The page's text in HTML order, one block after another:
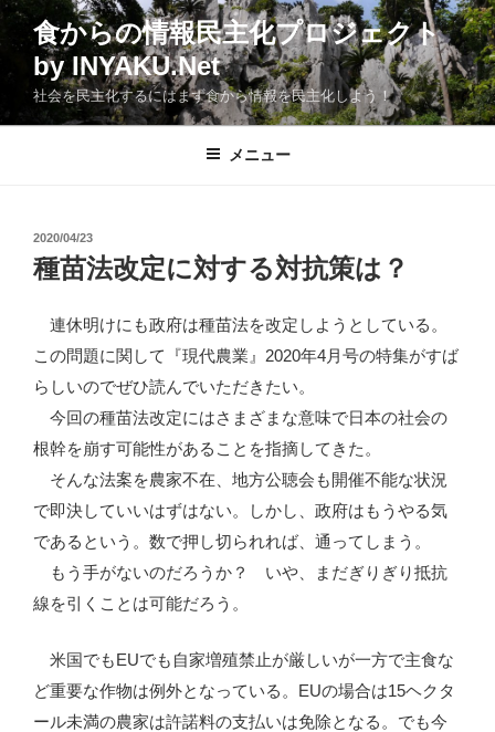
コ
食からの情報民主化プロジェクト
by INYAKU.Net
社会を民主化するにはまず食から情報を民主化しよう！
メニュー
投
稿
日:
2020/04/23
種苗法改定に対する対抗策は？
連休明けにも政府は種苗法を改定しようとしている。
この問題に関して『現代農業』2020年4月号の特集がすば
らしいのでぜひ読んでいただきたい。
今回の種苗法改定にはさまざまな意味で日本の社会の
根幹を崩す可能性があることを指摘してきた。
そんな法案を農家不在、地方公聴会も開催不能な状況
で即決していいはずはない。しかし、政府はもうやる気
であるという。数で押し切られれば、通ってしまう。
もう手がないのだろうか？ いや、まだぎりぎり抵抗
線を引くことは可能だろう。
米国でもEUでも自家増殖禁止が厳しいが一方で主食な
ど重要な作物は例外となっている。EUの場合は15ヘクタ
ール未満の農家は許諾料の支払いは免除となる。でも今